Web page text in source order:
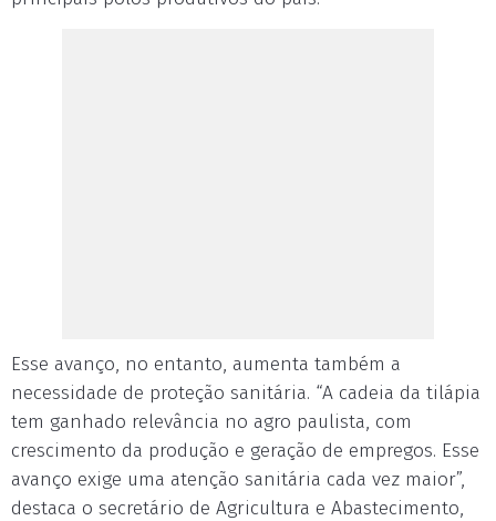
Esse avanço, no entanto, aumenta também a
necessidade de proteção sanitária. “A cadeia da tilápia
tem ganhado relevância no agro paulista, com
crescimento da produção e geração de empregos. Esse
avanço exige uma atenção sanitária cada vez maior”,
destaca o secretário de Agricultura e Abastecimento,